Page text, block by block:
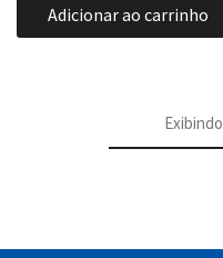
Adicionar ao carrinho
Exibindo